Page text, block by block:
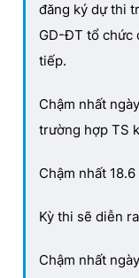
đăng ký dự thi
GD-ĐT tổ chức
tiếp.
Chậm nhất
trường hợp TS
Chậm nhất
Kỳ thi sẽ diễn
Chậm nhất